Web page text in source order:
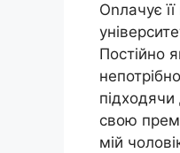
Оnлачує
Постійно
свою
мій